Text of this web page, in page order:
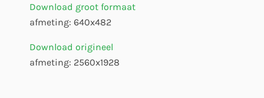
Download groot formaat
afmeting: 640x482
Download origineel
afmeting: 2560x1928